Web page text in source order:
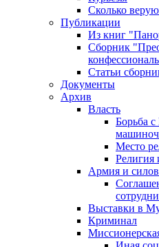
Сколько
Публикации
Из книг
Сборник
Статьи
Документы
Архив
Власть
Борьба
Место
Религия
Армия и
Выставки в
Криминал